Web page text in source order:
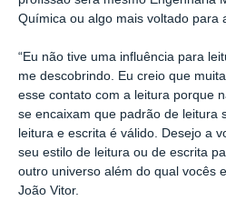
Química ou algo mais voltado para
“Eu não tive uma influência para
me descobrindo. Eu creio que
esse contato com a leitura porque
se encaixam que padrão de leitura
leitura e escrita é válido. Desejo a
seu estilo de leitura ou de escrita
outro universo além do qual vocês
João Vitor.